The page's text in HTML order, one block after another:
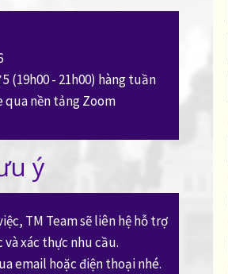
(19h00 - 21h00) hàng tuần
qua nền tảng Zoom
ý
TM Team sẽ liên hệ hỗ trợ
xác thực nhu cầu.
email hoặc điện thoại nhé.